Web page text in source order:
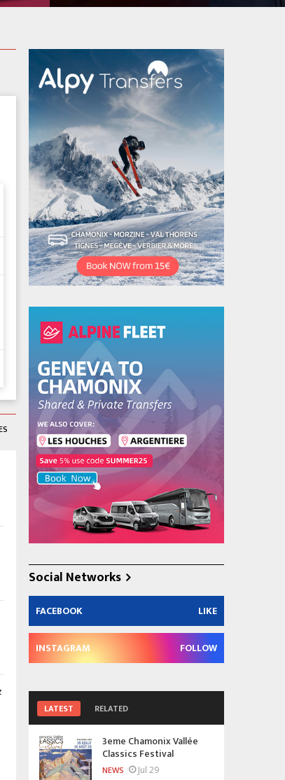
Social Networks
FACEBOOK LIKE
INSTAGRAM FOLLOW
LATEST RELATED
3eme Chamonix Vallée
Classics Festival
NEWS Jul 29